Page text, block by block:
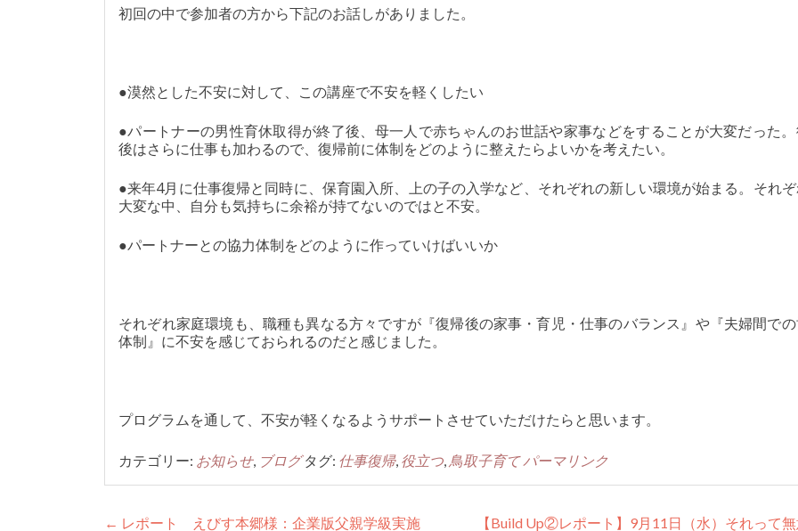
初回の中で参加者の方から下記のお話しがありました。
●漠然とした不安に対して、この講座で不安を軽くしたい
●パートナーの男性育休取得が終了後、母一人で赤ちゃんのお世話や家事などをすることが大変だった
後はさらに仕事も加わるので、復帰前に体制をどのように整えたらよいかを考えたい。
●来年4月に仕事復帰と同時に、保育園入所、上の子の入学など、それぞれの新しい環境が始まる。それ
大変な中、自分も気持ちに余裕が持てないのではと不安。
●パートナーとの協力体制をどのように作っていけばいいか
それぞれ家庭環境も、職種も異なる方々ですが『復帰後の家事・育児・仕事のバランス』や『夫婦間で
体制』に不安を感じておられるのだと感じました。
プログラムを通して、不安が軽くなるようサポートさせていただけたらと思います。
カテゴリー: お知らせ, ブログタグ: 仕事復帰, 役立つ, 鳥取子育て パーマリンク
← レポート えびす本郷様：企業版父親学級実施 【Build Up②レポート】9月11日（水）それって